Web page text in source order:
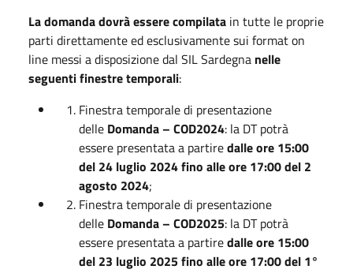
La domanda dovrà essere compilata in tutte le proprie
parti direttamente ed esclusivamente sui format on
line messi a disposizione dal SIL Sardegna nelle
seguenti finestre temporali:
Finestra temporale di presentazione
delle Domanda – COD2024: la DT potrà
essere presentata a partiredalle ore 15:00
del 24 luglio 2024 fino alle ore 17:00 del 2
agosto 2024;
Finestra temporale di presentazione
delle Domanda – COD2025: la DT potrà
essere presentata a partiredalle ore 15:00
del 23 luglio 2025 fino alle ore 17:00 del 1°